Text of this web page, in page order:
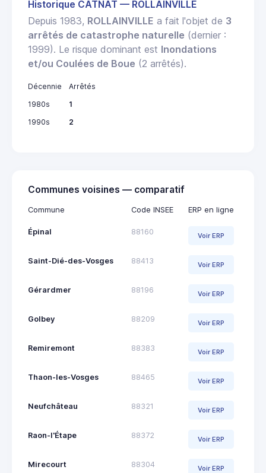
Historique CATNAT — ROLLAINVILLE
Depuis 1983, ROLLAINVILLE a fait l'objet de 3
arrêtés de catastrophe naturelle (dernier :
1999). Le risque dominant est Inondations
et/ou Coulées de Boue (2 arrêtés).
Décennie
Arrêtés
1980s
1
1990s
2
Communes voisines — comparatif
Commune Code INSEE ERP en ligne
Épinal 88160 Voir ERP
Saint-Dié-des-Vosges 88413 Voir ERP
Gérardmer 88196 Voir ERP
Golbey 88209 Voir ERP
Remiremont 88383 Voir ERP
Thaon-les-Vosges 88465 Voir ERP
Neufchâteau 88321 Voir ERP
Raon-l'Étape 88372 Voir ERP
Mirecourt 88304 Voir ERP